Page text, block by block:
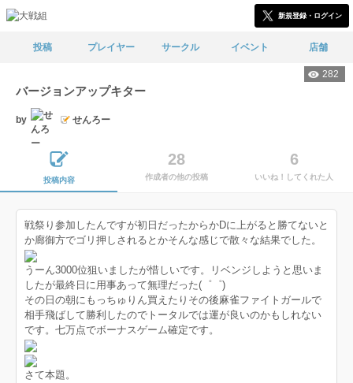
新規登録・ログイン
投稿 プレイヤー サークル イベント 店舗
282
バージョンアップキター
by せんろー
投稿内容
28
作成者の他の投稿
6
いいね！してくれた人
戦祭り参加したんですが初日だったからかDに上がると勝てないと
か廊御方でゴリ押しされるとかそんな感じで散々な結果でした。
うーん3000位狙いましたが惜しいです。リベンジしようと思いま
したが最終日に用事あって無理だった(゜゜)
その日の朝にもっちゅりん買えたりその後麻雀ファイトガールで
相手飛ばして勝利したのでトータルでは運が良いのかもしれない
です。七万点でボーナスゲーム確定です。
さて本題。